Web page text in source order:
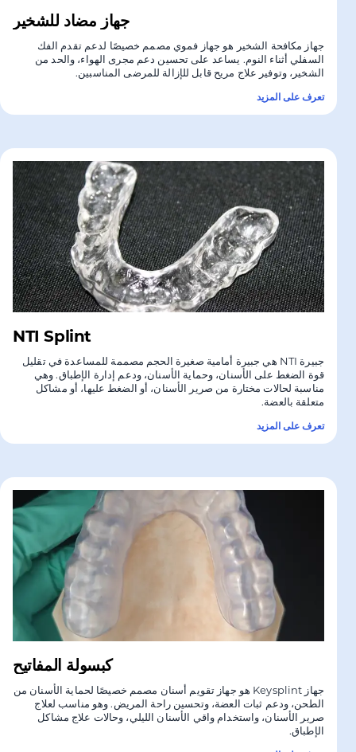
جهاز مضاد للشخير
جهاز مكافحة الشخير هو جهاز فموي مصمم خصيصًا لدعم تقدم الفك
السفلي أثناء النوم. يساعد على تحسين دعم مجرى الهواء، والحد من
الشخير، وتوفير علاج مريح قابل للإزالة للمرضى المناسبين.
تعرف على المزيد
NTI Splint
جبيرة NTI هي جبيرة أمامية صغيرة الحجم مصممة للمساعدة في تقليل
قوة الضغط على الأسنان، وحماية الأسنان، ودعم إدارة الإطباق. وهي
مناسبة لحالات مختارة من صرير الأسنان، أو الضغط عليها، أو مشاكل
متعلقة بالعضة.
تعرف على المزيد
كبسولة المفاتيح
جهاز Keysplint هو جهاز تقويم أسنان مصمم خصيصًا لحماية الأسنان من
الطحن، ودعم ثبات العضة، وتحسين راحة المريض. وهو مناسب لعلاج
صرير الأسنان، واستخدام واقي الأسنان الليلي، وحالات علاج مشاكل
الإطباق.